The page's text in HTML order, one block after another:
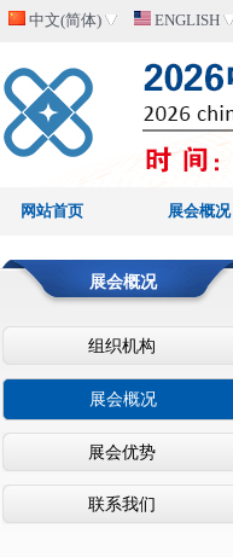
中文(简体) ENGLISH
网站首页 展会概况
展会概况
组织机构
展会概况
展会优势
联系我们